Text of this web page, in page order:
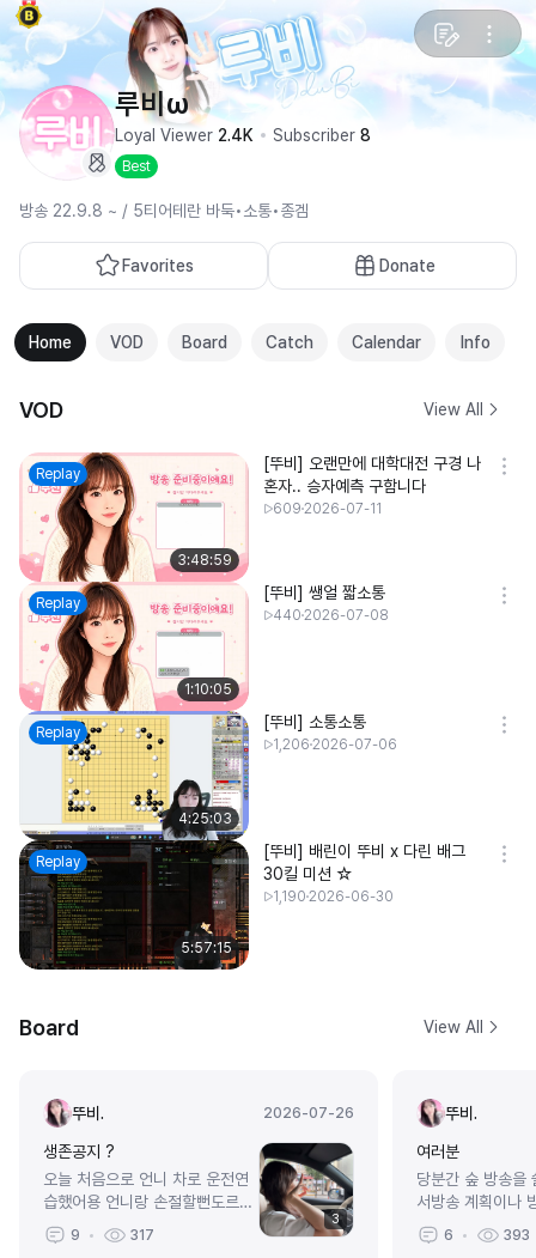
루비ω
Loyal Viewer 2.4K Subscriber 8
Best
방송 22.9.8 ~ / 5티어테란 바둑•소통•종겜
Favorites Donate
Home VOD Board Catch Calendar Info
VOD View All
Replay
3:48:59
[뚜비] 오랜만에 대학대전 구경 나
혼자.. 승자예측 구함니다
609 2026-07-11
Replay
1:10:05
[뚜비] 쌩얼 짧소통
440 2026-07-08
Replay
4:25:03
[뚜비] 소통소통
1,206 2026-07-06
Replay
5:57:15
[뚜비] 배린이 뚜비 x 다린 배그
30킬 미션 ☆
1,190 2026-06-30
Board View All
뚜비. 2026-07-26
생존공지 ?
오늘 처음으로 언니 차로 운전연
습했어용 언니랑 손절할뻔도르했
지만 잘 다녀왔습니두 ^o^엄마
데리러 가면서 운전연습했는데 루
9 317
3
뚜비.
여러분
당분간 숲 방송을
서방송 계획이나
서말씀드리겠습
고방송 켜도 짧게
6 393